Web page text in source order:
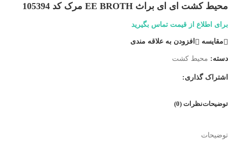
محیط کشت ای ای براث EE BROTH مرک کد 105394
برای اطلاع از قیمت تماس بگیرید
مقایسه افزودن به علاقه مندی
دسته: محیط کشت
اشتراک گذاری:
توضیحاتنظرات (0)
توضیحات